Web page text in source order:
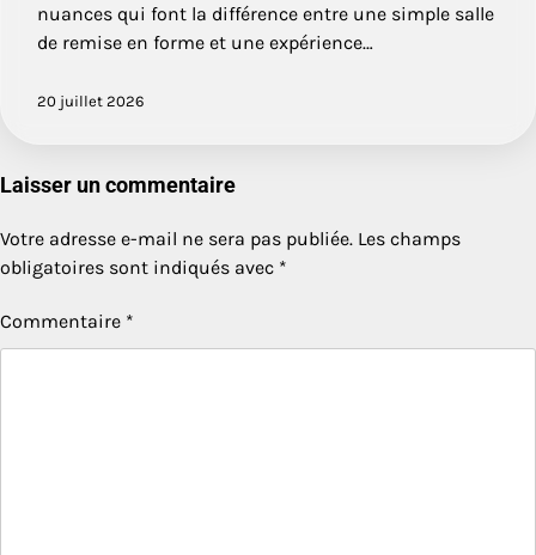
nuances qui font la différence entre une simple salle
de remise en forme et une expérience…
20 juillet 2026
Laisser un commentaire
Votre adresse e-mail ne sera pas publiée. Les champs
obligatoires sont indiqués avec *
Commentaire *